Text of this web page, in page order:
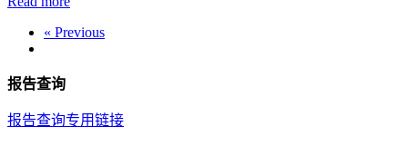
« Previous
报告查询
报告查询专用链接